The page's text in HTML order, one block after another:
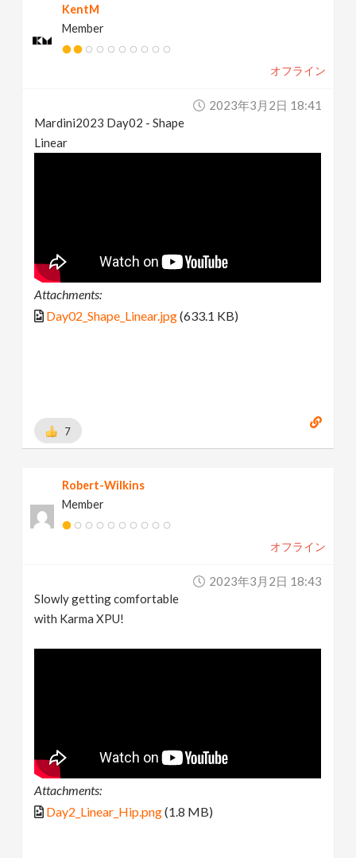
KentM
Member
オフライン
2023年3月2日 18:41
Mardini2023 Day02 - Shape
Linear
Attachments:
Day02_Shape_Linear.jpg(633.1 KB)
7
Robert-Wilkins
Member
オフライン
2023年3月2日 18:43
Slowly getting comfortable
with Karma XPU!
Attachments:
Day2_Linear_Hip.png(1.8 MB)